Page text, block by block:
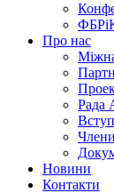
Про нас
Рада
Члени
Новини
Контакти